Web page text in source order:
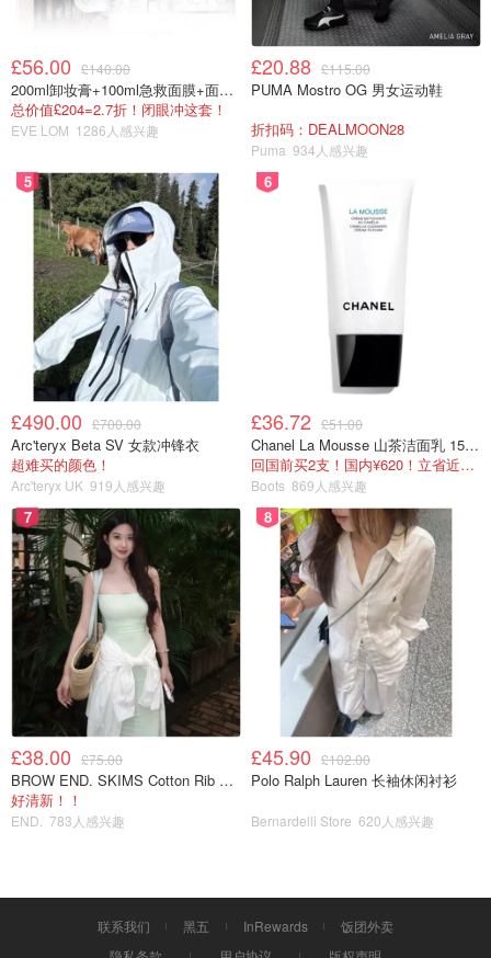
£56.00 £140.00
200ml卸妆膏+100ml急救面膜+面霜+洁颜布
总价值£204=2.7折！闭眼冲这套！
EVE LOM 1286人感兴趣
£20.88 £115.00
PUMA Mostro OG 男女运动鞋
折扣码：DEALMOON28
Puma 934人感兴趣
5
£490.00 £700.00
Arc'teryx Beta SV 女款冲锋衣
超难买的颜色！
Arc'teryx UK 919人感兴趣
6
£36.72 £51.00
Chanel La Mousse 山茶洁面乳 150ml
回国前买2支！国内¥620！立省近一半！
Boots 869人感兴趣
7
£38.00 £75.00
BROW END. SKIMS Cotton Rib 长款背心连衣裙 薄荷绿
好清新！！
END. 783人感兴趣
8
£45.90 £102.00
Polo Ralph Lauren 长袖休闲衬衫
Bernardelli Store 620人感兴趣
联系我们 黑五 InRewards
饭团外卖